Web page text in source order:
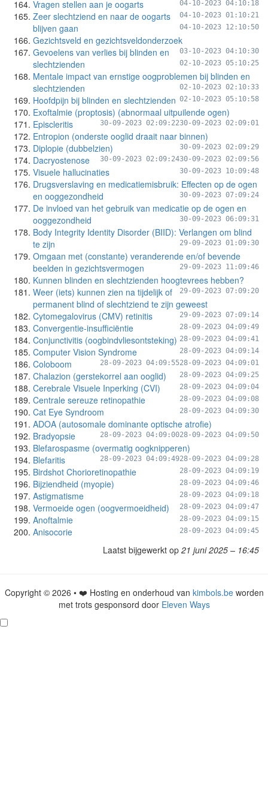
04-10-2023 04:10:18
Vragen stellen aan je oogarts
04-10-2023 01:10:21
Zeer slechtziend en naar de oogarts
blijven gaan
04-10-2023 12:10:50
Gezichtsveld en gezichtsveldonderzoek
03-10-2023 04:10:30
Gevoelens van verlies bij blinden en
slechtzienden
02-10-2023 05:10:25
Mentale impact van ernstige oogproblemen bij blinden en
slechtzienden
02-10-2023 02:10:33
Hoofdpijn bij blinden en slechtzienden 02-10-2023 05:10:58
Exoftalmie (proptosis) (abnormaal uitpuilende ogen)
30-09-2023 02:09:01
Episcleritis 30-09-2023 02:09:22
Entropion (onderste ooglid draait naar binnen)
30-09-2023 02:09:29
Diplopie (dubbelzien)
30-09-2023 02:09:56
Dacryostenose 30-09-2023 02:09:24
Visuele hallucinaties 30-09-2023 10:09:48
Drugsverslaving en medicatiemisbruik: Effecten op de ogen
en ooggezondheid
30-09-2023 07:09:24
De invloed van het gebruik van medicatie op de ogen en
ooggezondheid
30-09-2023 06:09:31
Body Integrity Identity Disorder (BIID): Verlangen om blind
te zijn
29-09-2023 01:09:30
Omgaan met (constante) veranderende en/of bevende
beelden in gezichtsvermogen
29-09-2023 11:09:46
Kunnen blinden en slechtzienden hoogtevrees hebben?
29-09-2023 07:09:20
Weer (iets) kunnen zien na tijdelijk of
permanent blind of slechtziend te zijn geweest
29-09-2023 07:09:14
Cytomegalovirus (CMV) retinitis
28-09-2023 04:09:49
Convergentie-insufficiëntie
28-09-2023 04:09:41
Conjunctivitis (oogbindvliesontsteking)
28-09-2023 04:09:14
Computer Vision Syndrome
28-09-2023 04:09:01
Coloboom 28-09-2023 04:09:55
Chalazion (gerstekorrel aan ooglid) 28-09-2023 04:09:25
Cerebrale Visuele Inperking (CVI) 28-09-2023 04:09:04
Centrale sereuze retinopathie 28-09-2023 04:09:08
Cat Eye Syndroom 28-09-2023 04:09:30
ADOA (autosomale dominante optische atrofie)
28-09-2023 04:09:50
Bradyopsie 28-09-2023 04:09:00
Blefarospasme (overmatig oogknipperen)
28-09-2023 04:09:28
Blefaritis 28-09-2023 04:09:49
Birdshot Chorioretinopathie 28-09-2023 04:09:19
Bijziendheid (myopie) 28-09-2023 04:09:46
Astigmatisme 28-09-2023 04:09:18
Vermoeide ogen (oogvermoeidheid) 28-09-2023 04:09:47
Anoftalmie 28-09-2023 04:09:15
Anisocorie 28-09-2023 04:09:45
Laatst bijgewerkt op 21 juni 2025 – 16:45
Copyright © 2026 • ❤️ Hosting en onderhoud van kimbols.beworden
met trots gesponsord door Eleven Ways